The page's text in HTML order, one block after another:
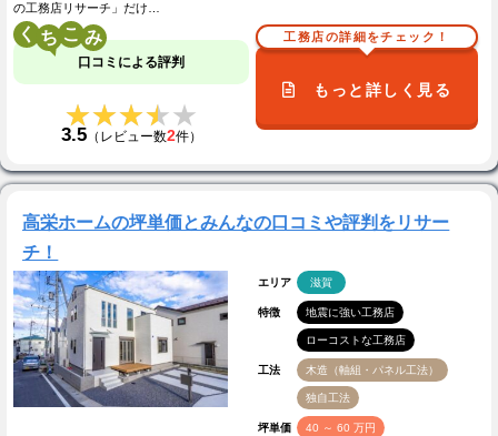
の工務店リサーチ」だけ…
く こ
口コミによる評判
★★★★★
★★★★★
3.5（レビュー数2件）
工務店の詳細をチェック！
もっと詳しく見る
高栄ホームの坪単価とみんなの口コミや評判をリサー
チ！
エリア 滋賀
特徴 地震に強い工務店
ローコストな工務店
工法 木造（軸組・パネル工法）
独自工法
坪単価 40 ～ 60 万円